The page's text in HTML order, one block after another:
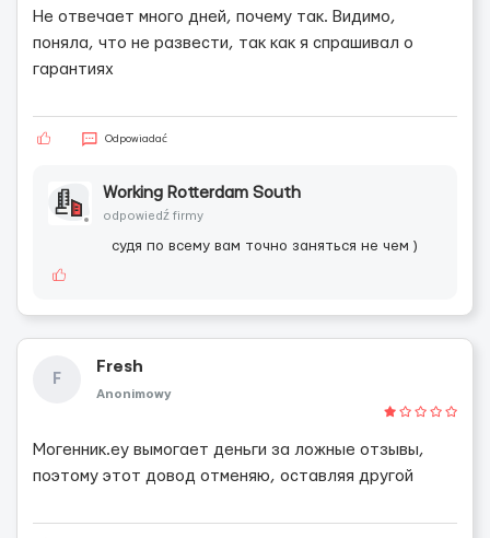
Не отвечает много дней, почему так. Видимо,
поняла, что не развести, так как я спрашивал о
гарантиях
Odpowiadać
Working Rotterdam South
odpowiedź firmy
судя по всему вам точно заняться не чем )
F
Fresh
Anonimowy
Могенник.еу вымогает деньги за ложные отзывы,
поэтому этот довод отменяю, оставляя другой